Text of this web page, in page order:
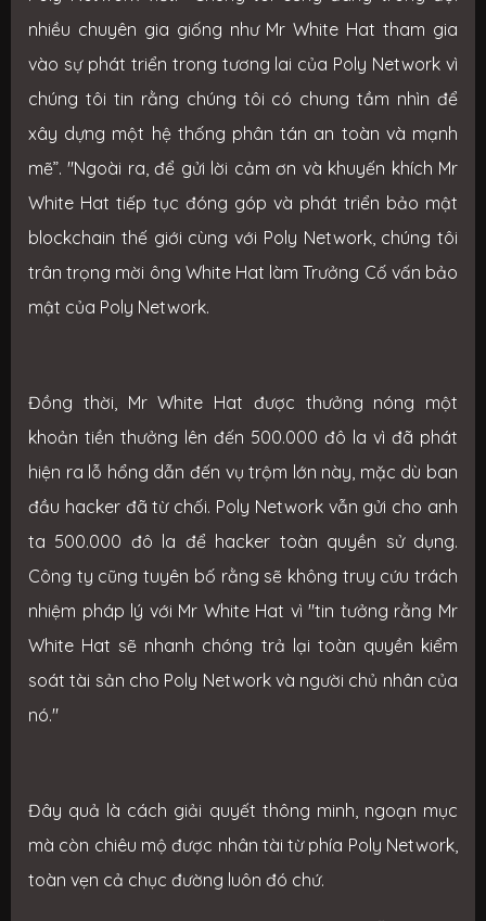
nhiều chuyên gia giống như Mr White Hat tham gia
vào sự phát triển trong tương lai của Poly Network vì
chúng tôi tin rằng chúng tôi có chung tầm nhìn để
xây dựng một hệ thống phân tán an toàn và mạnh
mẽ”. "Ngoài ra, để gửi lời cảm ơn và khuyến khích Mr
White Hat tiếp tục đóng góp và phát triển bảo mật
blockchain thế giới cùng với Poly Network, chúng tôi
trân trọng mời ông White Hat làm Trưởng Cố vấn bảo
mật của Poly Network.
Đồng thời, Mr White Hat được thưởng nóng một
khoản tiền thưởng lên đến 500.000 đô la vì đã phát
hiện ra lỗ hổng dẫn đến vụ trộm lớn này, mặc dù ban
đầu hacker đã từ chối. Poly Network vẫn gửi cho anh
ta 500.000 đô la để hacker toàn quyền sử dụng.
Công ty cũng tuyên bố rằng sẽ không truy cứu trách
nhiệm pháp lý với Mr White Hat vì "tin tưởng rằng Mr
White Hat sẽ nhanh chóng trả lại toàn quyền kiểm
soát tài sản cho Poly Network và người chủ nhân của
nó."
Đây quả là cách giải quyết thông minh, ngoạn mục
mà còn chiêu mộ được nhân tài từ phía Poly Network,
toàn vẹn cả chục đường luôn đó chứ.